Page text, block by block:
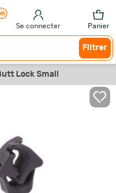
Se connecter Panier
Filtrer
Lock Small